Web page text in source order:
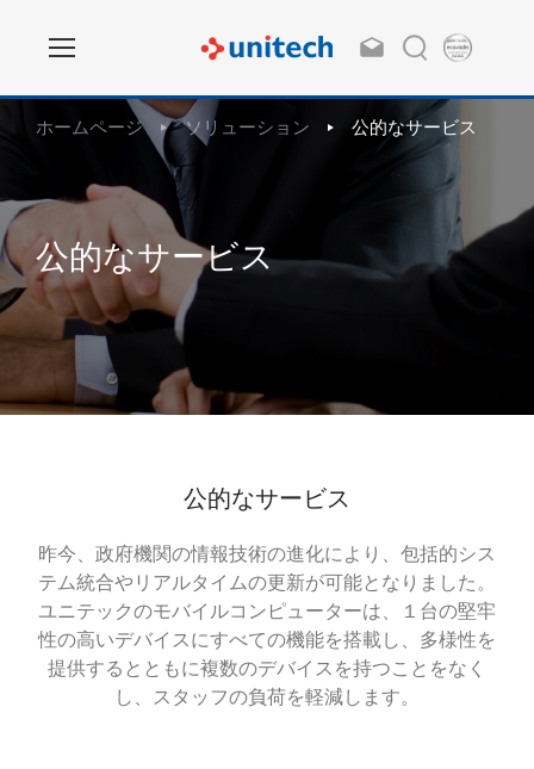
ホームページ ソリューション 公的なサービス
公的なサービス
公的なサービス
昨今、政府機関の情報技術の進化により、包括的シス
テム統合やリアルタイムの更新が可能となりました。
ユニテックのモバイルコンピューターは、１台の堅牢
性の高いデバイスにすべての機能を搭載し、多様性を
提供するとともに複数のデバイスを持つことをなく
し、スタッフの負荷を軽減します。